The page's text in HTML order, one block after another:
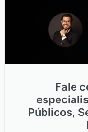
Fale
Públicos,